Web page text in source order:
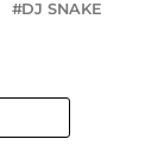
DJ SNAKE